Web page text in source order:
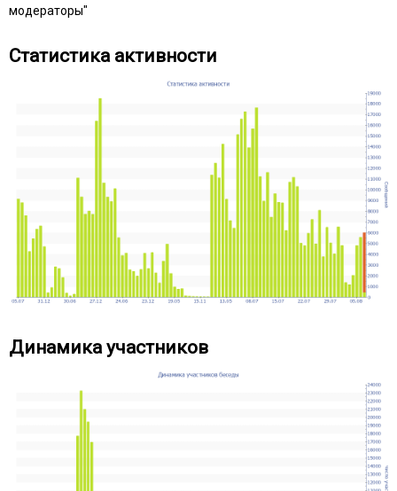
модераторы"
Статистика активности
Динамика участников